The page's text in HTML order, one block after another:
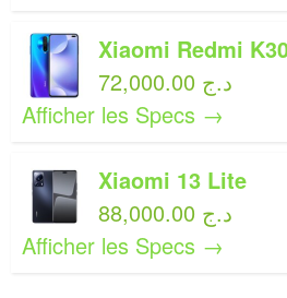
Xiaomi Redmi
72,000.00 د.ج
Afficher les Specs →
Xiaomi 13 Lite
88,000.00 د.ج
Afficher les Specs →